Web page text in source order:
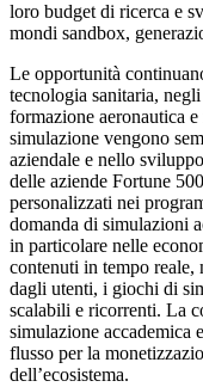
loro budget di ricerca e
mondi sandbox,
Le opportunità
tecnologia sanitaria,
formazione aeronautica
simulazione vengono
aziendale e nello
delle aziende Fortune
personalizzati nei
domanda di simulazioni
in particolare nelle
contenuti in tempo reale,
dagli utenti, i giochi di
scalabili e ricorrenti. La
simulazione accademica
flusso per la
dell’ecosistema.